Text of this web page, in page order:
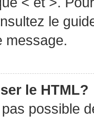
le
message.
le HTML?
pas possible